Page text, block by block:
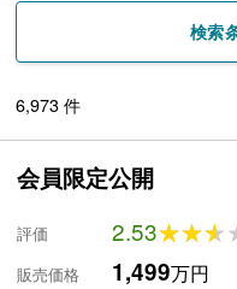
検索
6,973件
会員限定公開
評価 2.53
販売価格 1,499万円